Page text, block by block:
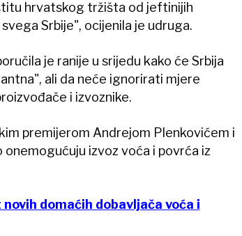
hrvatskog tržišta od jeftinijih
Srbije", ocijenila je udruga.
je ranije u srijedu kako će Srbija
ali da neće ignorirati mjere
i izvoznike.
premijerom Andrejom Plenkovićem i
izvoz voća i povrća iz
domaćih dobavljača voća i